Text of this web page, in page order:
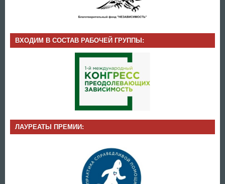
ВХОДИМ В СОСТАВ РАБОЧЕЙ ГРУППЫ:
ЛАУРЕАТЫ ПРЕМИИ: